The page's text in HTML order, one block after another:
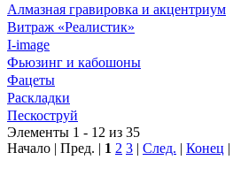
Алмазная гравировка и акцентриум
Витраж «Реалистик»
I-image
Фьюзинг и кабошоны
Фацеты
Раскладки
Пескоструй
Элементы 1 - 12 из 35
Начало | Пред. | 1 2 3 | След. | Конец |